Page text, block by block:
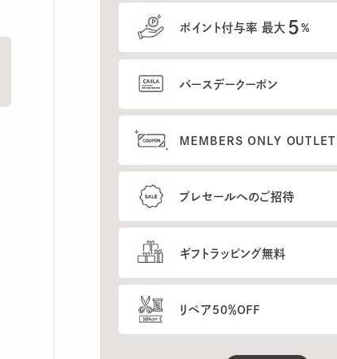
ポイント付与率 最大 %
バースデークーポン
MEMBERS ONLY OUTLETのご
プレセールへのご招待
ギフトラッピング無料
リペア50％OFF